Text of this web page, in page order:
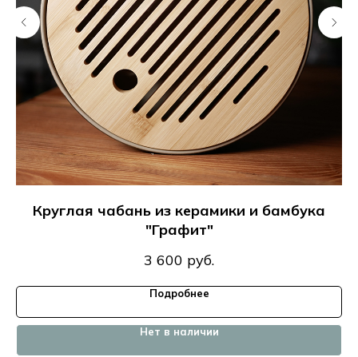
Круглая чабань из керамики и бамбука
"Графит"
3 600 руб.
Подробнее
Нет в наличии